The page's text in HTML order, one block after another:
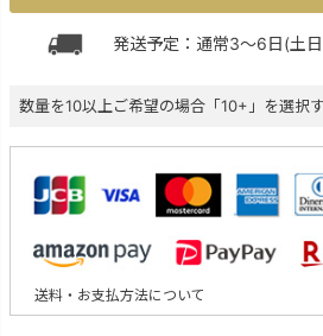
発送予定：通常3～6日(土
数量を10以上ご希望の場合「10+」を選択
送料・お支払方法について